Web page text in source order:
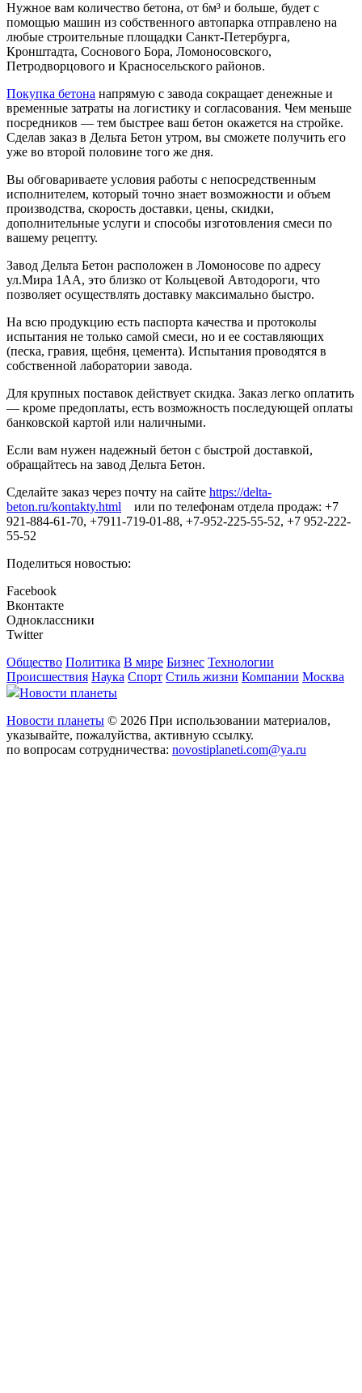
Нужное вам количество бетона, от 6м³ и больше, будет с
помощью машин из собственного автопарка отправлено на
любые строительные площадки Санкт-Петербурга,
Кронштадта, Соснового Бора, Ломоносовского,
Петродворцового и Красносельского районов.
Покупка бетона напрямую с завода сокращает денежные и
временные затраты на логистику и согласования. Чем меньше
посредников — тем быстрее ваш бетон окажется на стройке.
Сделав заказ в Дельта Бетон утром, вы сможете получить его
уже во второй половине того же дня.
Вы обговариваете условия работы с непосредственным
исполнителем, который точно знает возможности и объем
производства, скорость доставки, цены, скидки,
дополнительные услуги и способы изготовления смеси по
вашему рецепту.
Завод Дельта Бетон расположен в Ломоносове по адресу
ул.Мира 1АА, это близко от Кольцевой Автодороги, что
позволяет осуществлять доставку максимально быстро.
На всю продукцию есть паспорта качества и протоколы
испытания не только самой смеси, но и ее составляющих
(песка, гравия, щебня, цемента). Испытания проводятся в
собственной лаборатории завода.
Для крупных поставок действует скидка. Заказ легко оплатить
— кроме предоплаты, есть возможность последующей оплаты
банковской картой или наличными.
Если вам нужен надежный бетон с быстрой доставкой,
обращайтесь на завод Дельта Бетон.
Сделайте заказ через почту на сайте https://delta-
beton.ru/kontakty.html или по телефонам отдела продаж: +7
921-884-61-70, +7911-719-01-88, +7-952-225-55-52, +7 952-222-
55-52
Поделиться новостью:
Facebook
Вконтакте
Одноклассники
Twitter
Общество Политика В мире Бизнес Технологии
Происшествия Наука Спорт Стиль жизни Компании Москва
Новости планеты
Новости планеты © 2026 При использовании материалов,
указывайте, пожалуйства, активную ссылку.
по вопросам сотрудничества: novostiplaneti.com@ya.ru